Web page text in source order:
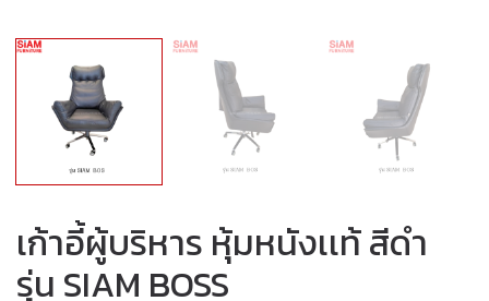
เก้าอี้ผู้บริหาร หุ้มหนังเเท้ สีดำ
รุ่น SIAM BOSS